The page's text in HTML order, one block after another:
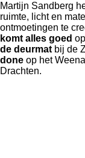
Martijn Sandberg
ruimte, licht en
ontmoetingen te
komt alles goed
de deurmat bij de
done op het
Drachten.